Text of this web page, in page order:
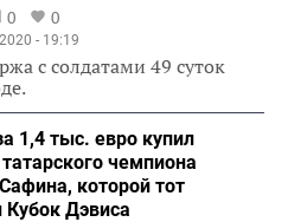
0 0
- 19:19
с солдатами 49 суток
1,4 тыс. евро купил
чемпиона
которой тот
Кубок Дэвиса